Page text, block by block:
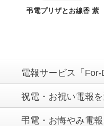
弔電プリザとお線香 紫
電報サービス「
祝電・お祝い電報
弔電・お悔やみ電